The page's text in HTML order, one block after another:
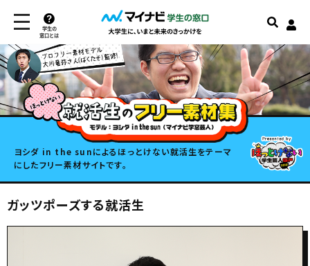
学生の
窓口とは
ヨシダ in the sunによるほっとけない就活生をテーマ
にしたフリー素材サイトです。
ガッツポーズする就活生